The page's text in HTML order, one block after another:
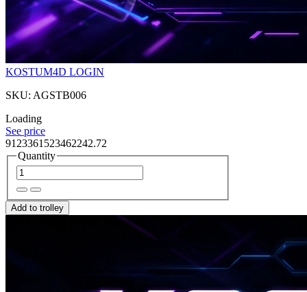
KOSTUM4D LOGIN
SKU: AGSTB006
Loading
See price
9123361523462242.72
Quantity
Add to trolley